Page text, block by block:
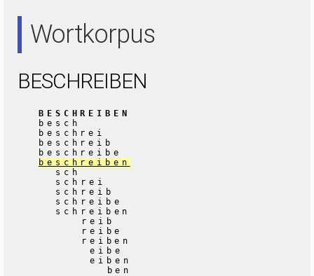
Wortkorpus
BESCHREIBEN
BESCHREIBEN
besch
beschrei
beschreib
beschreibe
beschreiben
sch
schrei
schreib
schreibe
schreiben
reib
reibe
reiben
eibe
eiben
ben